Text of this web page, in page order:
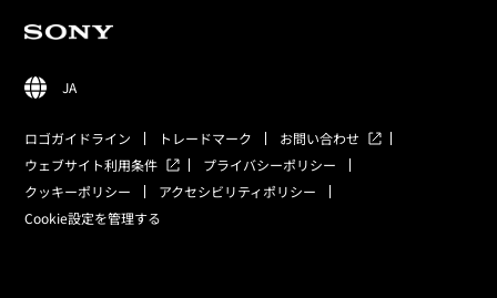
JA
ロゴガイドライン トレードマーク
お問い合わせ
ウェブサイト利用条件
プライバシーポリシー
クッキーポリシー
アクセシビリティポリシー
Cookie設定を管理する